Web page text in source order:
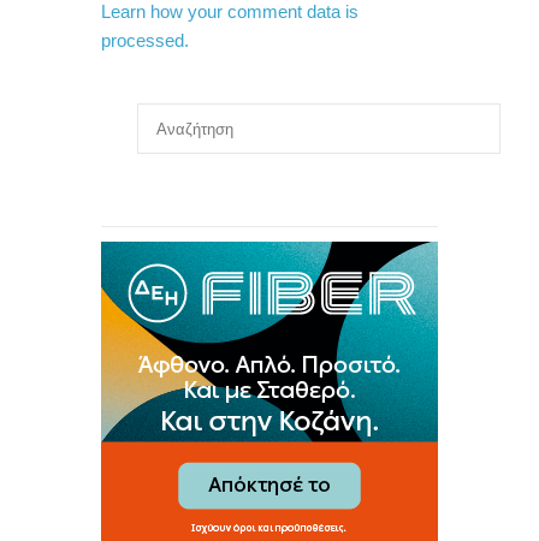
Learn how your comment data is
processed.